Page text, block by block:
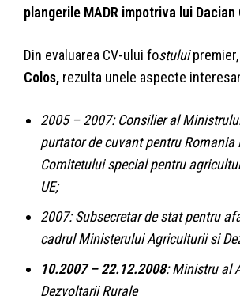
plangerile MADR impotriva lui Dacian
Din evaluarea CV-ului fostuluipremier,
Colos, rezulta unele aspecte
2005 – 2007: Consilier al
purtator de cuvant pentru Romania
Comitetului special pentru
UE;
2007: Subsecretar de stat pentru
cadrul Ministerului Agriculturii si
10.2007 – 22.12.2008: Ministru al
Dezvoltarii Rurale